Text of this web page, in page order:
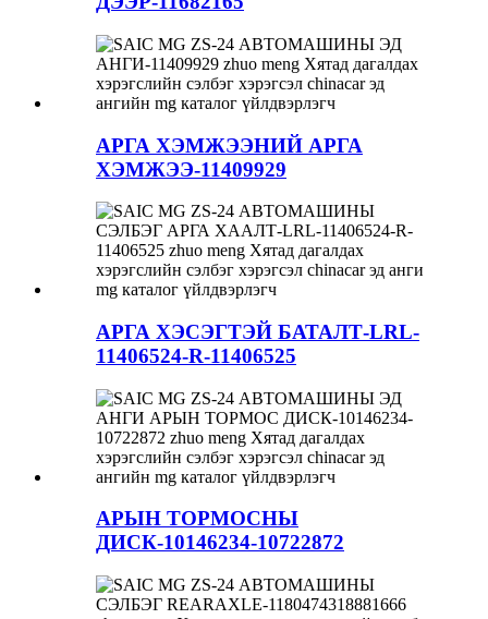
АРГА ХЭМЖЭЭНИЙ АРГА
ХЭМЖЭЭ-11409929
АРГА ХЭСЭГТЭЙ БАТАЛТ-LRL-
11406524-R-11406525
АРЫН ТОРМОСНЫ
ДИСК-10146234-10722872